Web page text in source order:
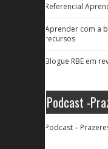
Referencial
Aprender com a
recursos
Blogue RBE em
Podcast -
Podcast –